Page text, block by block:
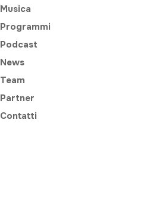
Musica
Programmi
Podcast
News
Team
Partner
Contatti